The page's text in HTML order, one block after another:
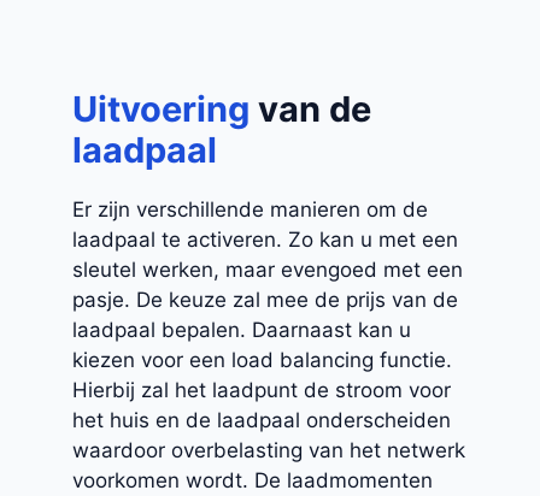
Uitvoering van de
laadpaal
Er zijn verschillende manieren om de
laadpaal te activeren. Zo kan u met een
sleutel werken, maar evengoed met een
pasje. De keuze zal mee de prijs van de
laadpaal bepalen. Daarnaast kan u
kiezen voor een load balancing functie.
Hierbij zal het laadpunt de stroom voor
het huis en de laadpaal onderscheiden
waardoor overbelasting van het netwerk
voorkomen wordt. De laadmomenten